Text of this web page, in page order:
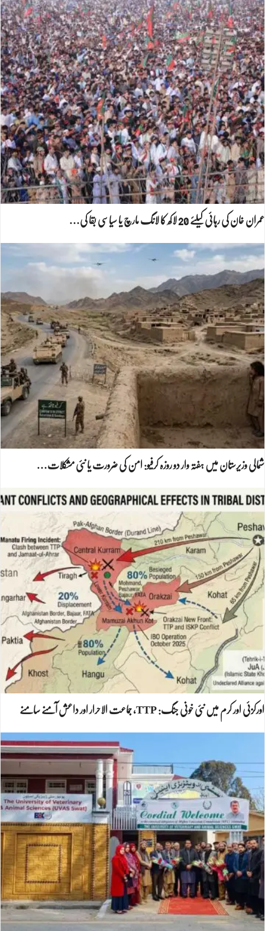
عمران خان کی رہائی کیلئے 20 لاکھ کا لانگ مارچ یا سیاسی بقا کی…
شمالی وزیرستان میں ہفتہ وار دو روزہ کرفیو: امن کی ضرورت یا نئی مشکلات…
اورکزئی اور کرم میں نئی خونی جنگ: TTP، جماعت الاحرار اور داعش آمنے سامنے